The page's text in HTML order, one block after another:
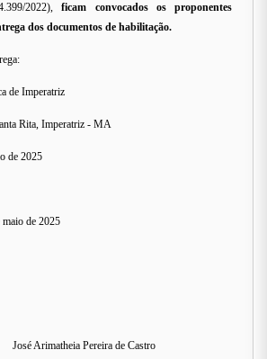
2022),ficam convocados os proponentes
dos documentos de habilitação.
de Imperatriz
Rita, Imperatriz - MA
de 2025
de 2025
José Arimatheia Pereira de Castro